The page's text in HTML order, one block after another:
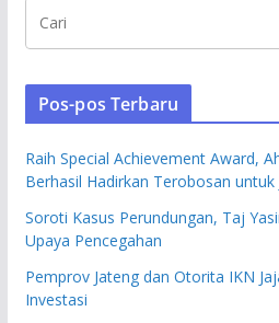
Pos-pos Terbaru
Raih Special Achievement Award,
Berhasil Hadirkan Terobosan untuk
Soroti Kasus Perundungan, Taj
Upaya Pencegahan
Pemprov Jateng dan Otorita IKN
Investasi